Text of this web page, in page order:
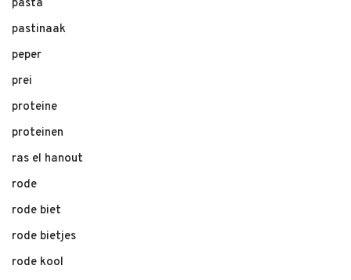
pasta
pastinaak
peper
prei
proteine
proteinen
ras el hanout
rode
rode biet
rode bietjes
rode kool